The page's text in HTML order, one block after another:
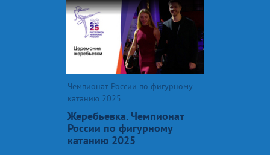
Чемпионат России по фигурному
катанию 2025
Жеребьевка. Чемпионат
России по фигурному
катанию 2025